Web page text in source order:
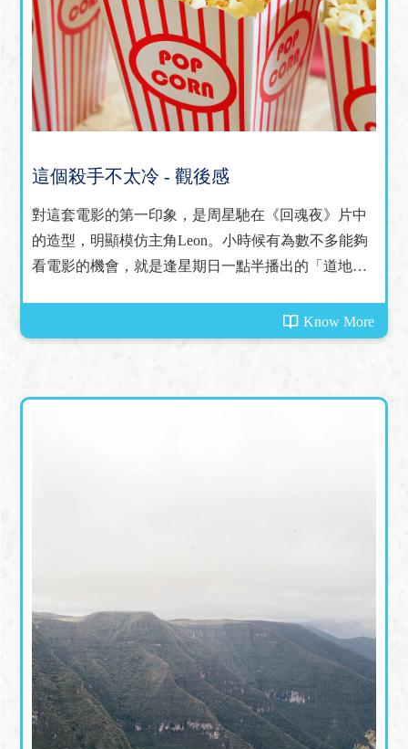
這個殺手不太冷 - 觀後感
對這套電影的第一印象，是周星馳在《回魂夜》片中
的造型，明顯模仿主角Leon。小時候有為數不多能夠
看電影的機會，就是逢星期日一點半播出的「道地星
Know More